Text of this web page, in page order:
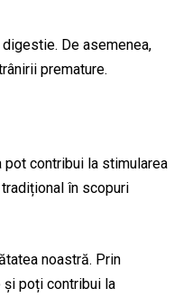
De asemenea,
premature.
pot contribui la stimularea
în scopuri
noastră. Prin
și poți contribui la